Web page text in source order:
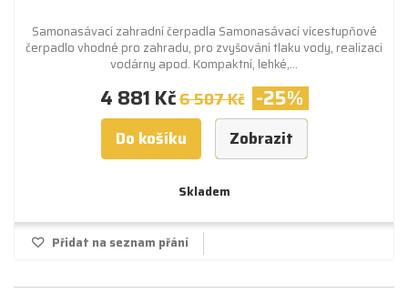
Samonasávací zahradní čerpadla Samonasávací vícestupňové
čerpadlo vhodné pro zahradu, pro zvyšování tlaku vody, realizaci
vodárny apod. Kompaktní, lehké,...
4 881 Kč6 507 Kč -25%
Do košíku Zobrazit
Skladem
Přidat na seznam přání